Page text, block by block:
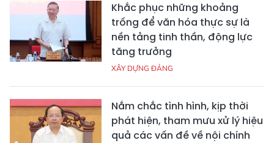
Khắc phục những khoảng
trống để văn hóa thực sự là
nền tảng tinh thần, động lực
tăng trưởng
XÂY DỰNG ĐẢNG
Nắm chắc tình hình, kịp thời
phát hiện, tham mưu xử lý hiệu
quả các vấn đề về nội chính